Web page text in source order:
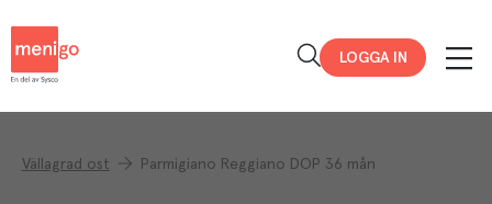
LOGGA IN
Vällagrad ost Parmigiano Reggiano DOP 36 mån